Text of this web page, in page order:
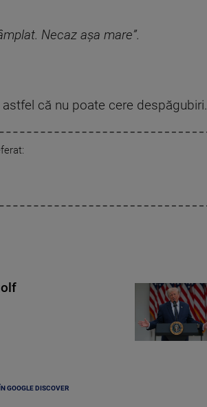
Necaz așa mare”.
că nu poate cere despăgubiri.
GOOGLE DISCOVER